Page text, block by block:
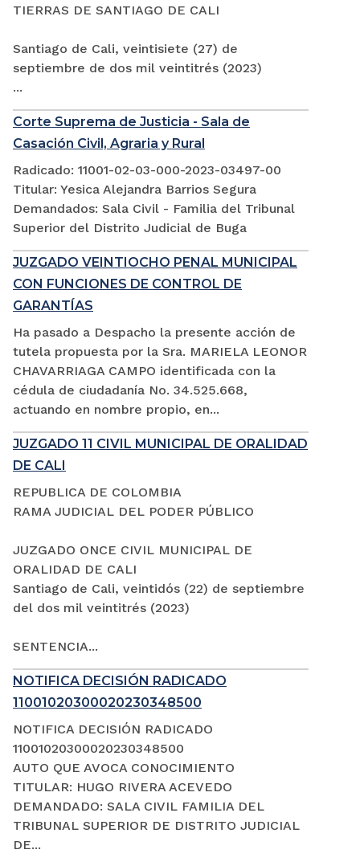
TIERRAS DE SANTIAGO DE CALI
Santiago de Cali, veintisiete (27) de
septiembre de dos mil veintitrés (2023)
...
Corte Suprema de Justicia - Sala de
Casación Civil, Agraria y Rural
Radicado: 11001-02-03-000-2023-03497-00
Titular: Yesica Alejandra Barrios Segura
Demandados: Sala Civil - Familia del Tribunal
Superior del Distrito Judicial de Buga
JUZGADO VEINTIOCHO PENAL MUNICIPAL
CON FUNCIONES DE CONTROL DE
GARANTÍAS
Ha pasado a Despacho la presente acción de
tutela propuesta por la Sra. MARIELA LEONOR
CHAVARRIAGA CAMPO identificada con la
cédula de ciudadanía No. 34.525.668,
actuando en nombre propio, en...
JUZGADO 11 CIVIL MUNICIPAL DE ORALIDAD
DE CALI
REPUBLICA DE COLOMBIA
RAMA JUDICIAL DEL PODER PÚBLICO
JUZGADO ONCE CIVIL MUNICIPAL DE
ORALIDAD DE CALI
Santiago de Cali, veintidós (22) de septiembre
del dos mil veintitrés (2023)
SENTENCIA...
NOTIFICA DECISIÓN RADICADO
11001020300020230348500
NOTIFICA DECISIÓN RADICADO
11001020300020230348500
AUTO QUE AVOCA CONOCIMIENTO
TITULAR: HUGO RIVERA ACEVEDO
DEMANDADO: SALA CIVIL FAMILIA DEL
TRIBUNAL SUPERIOR DE DISTRITO JUDICIAL
DE...